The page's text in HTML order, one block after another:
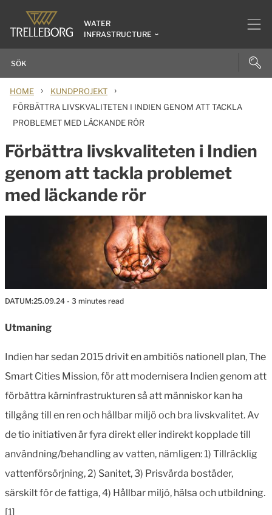
WATER
INFRASTRUCTURE
HOME › KUNDPROJEKT ›
FÖRBÄTTRA LIVSKVALITETEN I INDIEN GENOM ATT TACKLA
PROBLEMET MED LÄCKANDE RÖR
Förbättra livskvaliteten i Indien
genom att tackla problemet
med läckande rör
DATUM:25.09.24 - 3 minutes read
Utmaning
Indien har sedan 2015 drivit en ambitiös nationell plan, The
Smart Cities Mission, för att modernisera Indien genom att
förbättra kärninfrastrukturen så att människor kan ha
tillgång till en ren och hållbar miljö och bra livskvalitet. Av
de tio initiativen är fyra direkt eller indirekt kopplade till
användning/behandling av vatten, nämligen: 1) Tillräcklig
vattenförsörjning, 2) Sanitet, 3) Prisvärda bostäder,
särskilt för de fattiga, 4) Hållbar miljö, hälsa och utbildning.
[1]